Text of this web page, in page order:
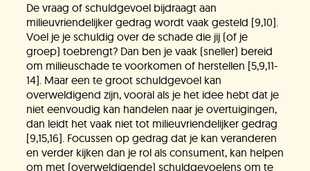
De vraag of schuldgevoel bijdraagt aan
milieuvriendelijker gedrag wordt vaak gesteld [9,10].
Voel je je schuldig over de schade die jij (of je
groep) toebrengt? Dan ben je vaak (sneller) bereid
om milieuschade te voorkomen of herstellen [5,9,11-
14]. Maar een te groot schuldgevoel kan
overweldigend zijn, vooral als je het idee hebt dat je
niet eenvoudig kan handelen naar je overtuigingen,
dan leidt het vaak niet tot milieuvriendelijker gedrag
[9,15,16]. Focussen op gedrag dat je kan veranderen
en verder kijken dan je rol als consument, kan helpen
om met (overweldigende) schuldgevoelens om te